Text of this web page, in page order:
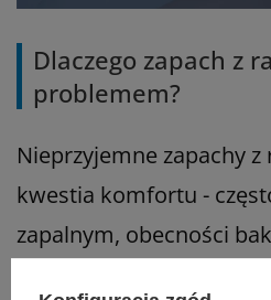
Dlaczego zapach z
problemem?
Nieprzyjemne zapachy
kwestia komfortu -
zapalnym, obecności